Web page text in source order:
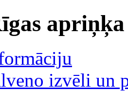
izvēli un